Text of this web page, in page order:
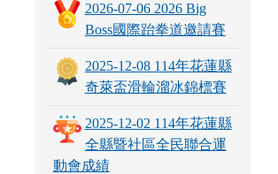
2026-07-06 2026 Big
Boss國際跆拳道邀請賽
2025-12-08 114年花蓮縣
奇萊盃滑輪溜冰錦標賽
2025-12-02 114年花蓮縣
全縣暨社區全民聯合運
動會成績